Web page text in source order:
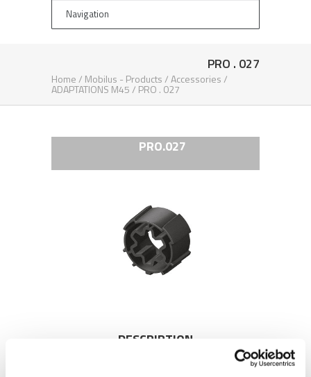
PRO . 027
Home/ Mobilus ­- Products/Accessories/
ADAPTATIONS M45/ PRO . 027
PRO.027
DESCRIPTION